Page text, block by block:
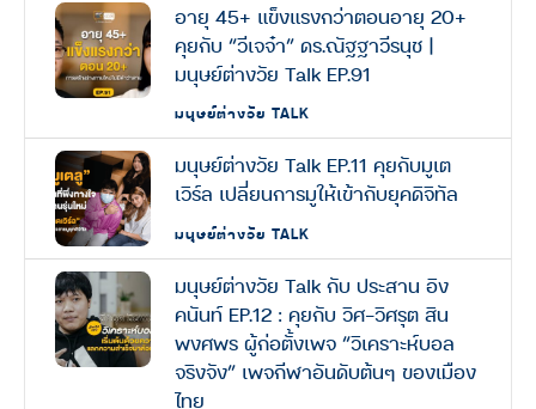
อายุ 45+ แข็งแรงกว่าตอนอายุ 20+
คุยกับ “วีเจจ๋า” ดร.ณัฐฐาวีรนุช |
มนุษย์ต่างวัย Talk EP.91
มนุษย์ต่างวัย TALK
มนุษย์ต่างวัย Talk EP.11 คุยกับมูเต
เวิร์ล เปลี่ยนการมูให้เข้ากับยุคดิจิทัล
มนุษย์ต่างวัย TALK
มนุษย์ต่างวัย Talk กับ ประสาน อิง
คนันท์ EP.12 : คุยกับ วิศ-วิศรุต สิน
พงศพร ผู้ก่อตั้งเพจ “วิเคราะห์บอล
จริงจัง” เพจกีฬาอันดับต้นๆ ของเมือง
ไทย